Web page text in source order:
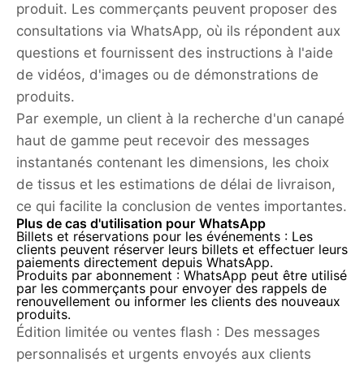
produit. Les commerçants peuvent proposer des
consultations via WhatsApp, où ils répondent aux
questions et fournissent des instructions à l'aide
de vidéos, d'images ou de démonstrations de
produits.
Par exemple, un client à la recherche d'un canapé
haut de gamme peut recevoir des messages
instantanés contenant les dimensions, les choix
de tissus et les estimations de délai de livraison,
ce qui facilite la conclusion de ventes importantes.
Plus de cas d'utilisation pour WhatsApp
Billets et réservations pour les événements : Les
clients peuvent réserver leurs billets et effectuer leurs
paiements directement depuis WhatsApp.
Produits par abonnement : WhatsApp peut être utilisé
par les commerçants pour envoyer des rappels de
renouvellement ou informer les clients des nouveaux
produits.
Édition limitée ou ventes flash : Des messages
personnalisés et urgents envoyés aux clients